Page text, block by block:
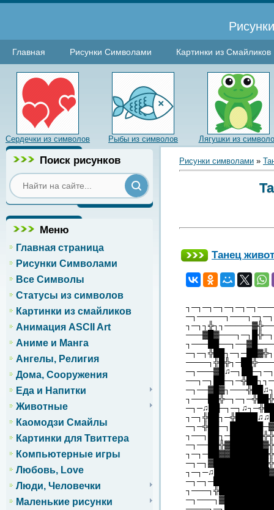
Главная Рисунки Символами Картинки из Смайликов
Сердечки из символов Рыбы из символов Лягушки из
Поиск рисунков
Меню
Главная страница
Рисунки Символами
Все Символы
Статусы из символов
Картинки из смайликов
Анимация ASCII Art
Аниме и Манга
Ангелы, Религия
Дома, Сооружения
Еда и Напитки
Животные
Каомодзи Смайлы
Картинки для Твиттера
Компьютерные игры
Любовь, Love
Люди, Человечки
Маленькие рисунки
Рисунки символами »
Танец